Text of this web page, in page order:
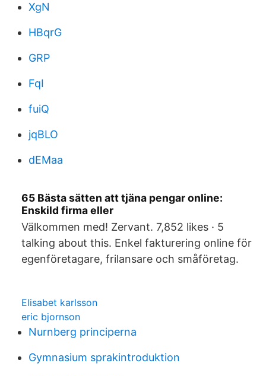
XgN
HBqrG
GRP
FqI
fuiQ
jqBLO
dEMaa
65 Bästa sätten att tjäna pengar online:
Enskild firma eller
Välkommen med! Zervant. 7,852 likes · 5
talking about this. Enkel fakturering online för
egenföretagare, frilansare och småföretag.
Elisabet karlsson
eric bjornson
Nurnberg principerna
Gymnasium sprakintroduktion